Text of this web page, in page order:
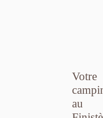
Votre
au